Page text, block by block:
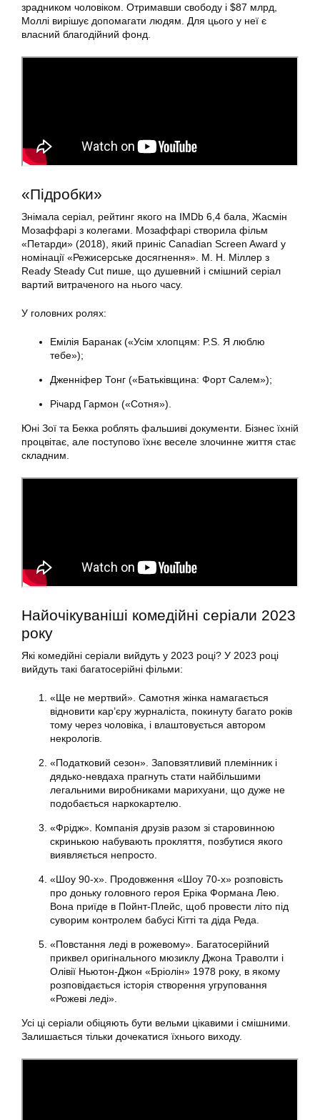
зрадником чоловіком. Отримавши свободу і $87 млрд,
Моллі вирішує допомагати людям. Для цього у неї є
власний благодійний фонд.
«Підробки»
Знімала серіал, рейтинг якого на IMDb 6,4 бала, Жасмін
Мозаффарі з колегами. Мозаффарі створила фільм
«Петарди» (2018), який приніс Canadian Screen Award у
номінації «Режисерське досягнення». М. Н. Міллер з
Ready Steady Cut пише, що душевний і смішний серіал
вартий витраченого на нього часу.
У головних ролях:
Емілія Баранак («Усім хлопцям: P.S. Я люблю
тебе»);
Дженніфер Тонг («Батьківщина: Форт Салем»);
Річард Гармон («Сотня»).
Юні Зої та Бекка роблять фальшиві документи. Бізнес їхній
процвітає, але поступово їхнє веселе злочинне життя стає
складним.
Найочікуваніші комедійні серіали 2023
року
Які комедійні серіали вийдуть у 2023 році? У 2023 році
вийдуть такі багатосерійні фільми:
«Ще не мертвий». Самотня жінка намагається
відновити кар’єру журналіста, покинуту багато років
тому через чоловіка, і влаштовується автором
некрологів.
«Податковий сезон». Заповзятливий племінник і
дядько-невдаха прагнуть стати найбільшими
легальними виробниками марихуани, що дуже не
подобається наркокартелю.
«Фрідж». Компанія друзів разом зі старовинною
скринькою набувають прокляття, позбутися якого
виявляється непросто.
«Шоу 90-х». Продовження «Шоу 70-х» розповість
про доньку головного героя Еріка Формана Лею.
Вона приїде в Пойнт-Плейс, щоб провести літо під
суворим контролем бабусі Кітті та діда Реда.
«Повстання леді в рожевому». Багатосерійний
приквел оригінального мюзиклу Джона Траволти і
Олівії Ньютон-Джон «Бріолін» 1978 року, в якому
розповідається історія створення угруповання
«Рожеві леді».
Усі ці серіали обіцяють бути вельми цікавими і смішними.
Залишається тільки дочекатися їхнього виходу.